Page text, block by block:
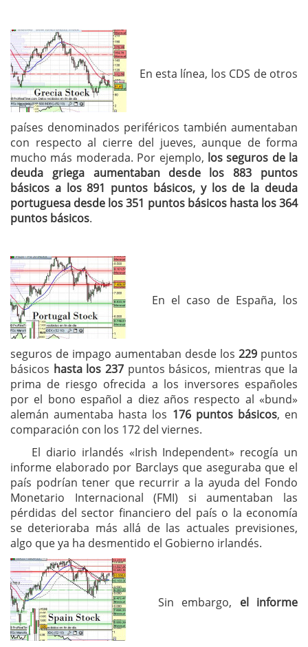
En esta línea, los CDS de otros
países denominados periféricos también aumentaban
con respecto al cierre del jueves, aunque de forma
mucho más moderada. Por ejemplo, los seguros de la
deuda griega aumentaban desde los 883 puntos
básicos a los 891 puntos básicos, y los de la deuda
portuguesa desde los 351 puntos básicos hasta los 364
puntos básicos.
En el caso de España, los
seguros de impago aumentaban desde los 229 puntos
básicos hasta los 237puntos básicos, mientras que la
prima de riesgo ofrecida a los inversores españoles
por el bono español a diez años respecto al «bund»
alemán aumentaba hasta los 176 puntos básicos, en
comparación con los 172 del viernes.
El diario irlandés «Irish Independent» recogía un
informe elaborado por Barclays que aseguraba que el
país podrían tener que recurrir a la ayuda del Fondo
Monetario Internacional (FMI) si aumentaban las
pérdidas del sector financiero del país o la economía
se deterioraba más allá de las actuales previsiones,
algo que ya ha desmentido el Gobierno irlandés.
Sin embargo, el informe